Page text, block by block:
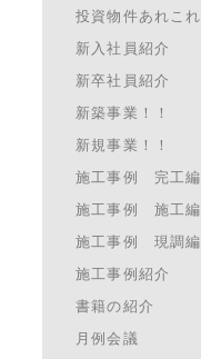
投資物件あれこれ
新入社員紹介
新卒社員紹介
新築事業！！
新規事業！！
施工事例 完工編
施工事例 施工編
施工事例 現調編
施工事例紹介
書籍の紹介
月例会議